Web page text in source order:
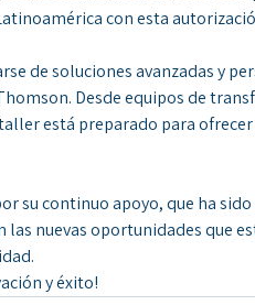
con esta
de soluciones avanzadas y
Desde equipos de
está preparado para
su continuo apoyo, que ha
nuevas oportunidades que
y éxito!